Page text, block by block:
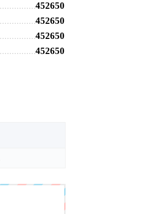
452650
452650
452650
452650